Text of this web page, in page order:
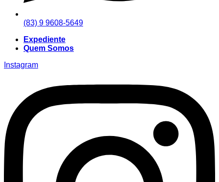
(83) 9 9608-5649
Expediente
Quem Somos
Instagram